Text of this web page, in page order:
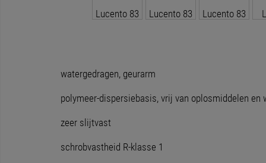
watergedragen, geurarm
polymeer-dispersiebasis, vrij van oplosmiddelen en
zeer slijtvast
schrobvastheid R-klasse 1